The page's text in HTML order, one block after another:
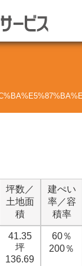
坪数／
土地面
積
建ぺい
率／容
積率
41.35
坪
136.69
60％
200％